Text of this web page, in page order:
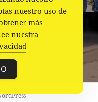
turistas de
fuente
Jalisco Nueva
nuestro uso de
más
nuestra